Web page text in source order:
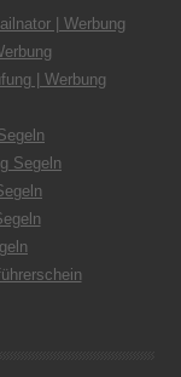
| Werbung
| Werbung
Segeln